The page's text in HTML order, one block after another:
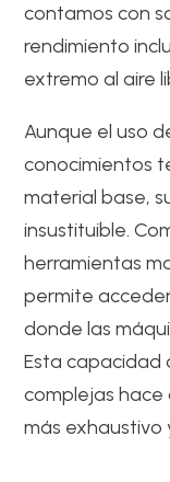
contamos con
rendimiento
extremo al aire
Aunque el uso
conocimientos
material base,
insustituible.
herramientas
permite
donde las
Esta
complejas
más exhaustivo